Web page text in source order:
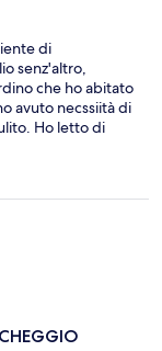
hotellet.
di
senz'altro,
che ho abitato
avuto necssiità di
Ho letto di
dove c'è un
non dentro